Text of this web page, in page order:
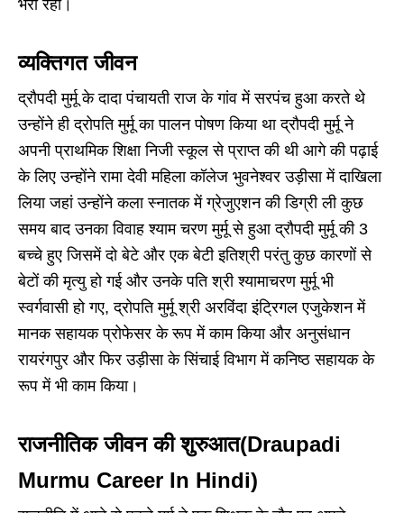
भरा रहा।
व्यक्तिगत जीवन
द्रौपदी मुर्मू के दादा पंचायती राज के गांव में सरपंच हुआ करते थे
उन्होंने ही द्रोपति मुर्मू का पालन पोषण किया था द्रौपदी मुर्मू ने
अपनी प्राथमिक शिक्षा निजी स्कूल से प्राप्त की थी आगे की पढ़ाई
के लिए उन्होंने रामा देवी महिला कॉलेज भुवनेश्वर उड़ीसा में दाखिला
लिया जहां उन्होंने कला स्नातक में ग्रेजुएशन की डिग्री ली कुछ
समय बाद उनका विवाह श्याम चरण मुर्मू से हुआ द्रौपदी मुर्मू की 3
बच्चे हुए जिसमें दो बेटे और एक बेटी इतिश्री परंतु कुछ कारणों से
बेटों की मृत्यु हो गई और उनके पति श्री श्यामाचरण मुर्मू भी
स्वर्गवासी हो गए, द्रोपति मुर्मू श्री अरविंदा इंट्रिगल एजुकेशन में
मानक सहायक प्रोफेसर के रूप में काम किया और अनुसंधान
रायरंगपुर और फिर उड़ीसा के सिंचाई विभाग में कनिष्ठ सहायक के
रूप में भी काम किया।
राजनीतिक जीवन की शुरुआत(Draupadi
Murmu Career In Hindi)